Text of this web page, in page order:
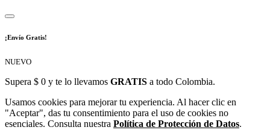
¡Envío Gratis!
NUEVO
Supera $ 0 y te lo llevamos GRATIS a todo Colombia.
Usamos cookies para mejorar tu experiencia. Al hacer clic en
"Aceptar", das tu consentimiento para el uso de cookies no
esenciales. Consulta nuestra Política de Protección de Datos.